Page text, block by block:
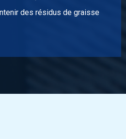
des résidus de graisse